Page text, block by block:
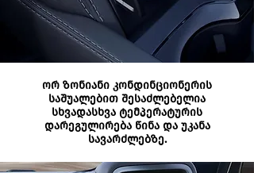
ორ ზონიანი კონდინციონერის
საშუალებით შესაძლებელია
სხვადასხვა ტემპერატურის
დარეგულირება წინა და უკანა
სავარძლებზე.